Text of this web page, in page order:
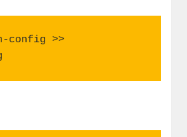
config >>